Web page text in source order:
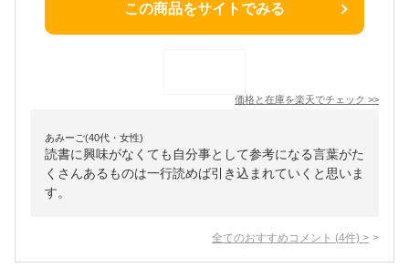
この商品をサイトでみる
価格と在庫を楽天でチェック >>
あみーご(40代・女性)
読書に興味がなくても自分事として参考になる言葉がた
くさんあるものは一行読めば引き込まれていくと思いま
す。
全てのおすすめコメント (4件) >